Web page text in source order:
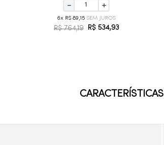
＋
－
6 R$ 89,15
R$ 764,19 R$ 534,93
CARACTERÍSTICAS